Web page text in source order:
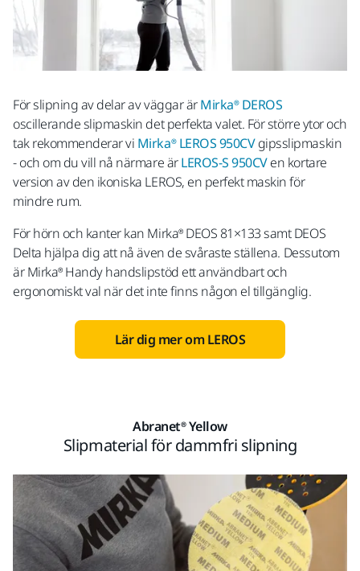
För slipning av delar av väggar ärMirka® DEROS
oscillerande slipmaskin det perfekta valet. För större ytor och
tak rekommenderar vi Mirka® LEROS 950CVgipsslipmaskin
- och om du vill nå närmare ärLEROS-S 950CVen kortare
version av den ikoniska LEROS, en perfekt maskin för
mindre rum.
För hörn och kanter kan Mirka® DEOS 81×133 samt DEOS
Delta hjälpa dig att nå även de svåraste ställena. Dessutom
är Mirka® Handy handslipstöd ett användbart och
ergonomiskt val när det inte finns någon el tillgänglig.
Lär dig mer om LEROS
Abranet® Yellow
Slipmaterial för dammfri slipning